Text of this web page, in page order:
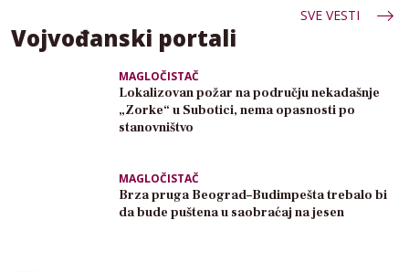
SVE VESTI
Vojvođanski portali
MAGLOČISTAČ
Lokalizovan požar na području nekadašnje
„Zorke“ u Subotici, nema opasnosti po
stanovništvo
MAGLOČISTAČ
Brza pruga Beograd–Budimpešta trebalo bi
da bude puštena u saobraćaj na jesen